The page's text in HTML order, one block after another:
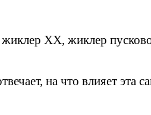
ХХ, жиклер
на что влияет эта